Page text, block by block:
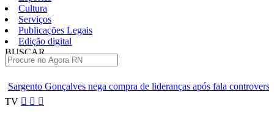
Cultura
Serviços
Publicações Legais
Edição digital
BUSCAR
compra de lideranças após fala controversa em entrevista
Pular
TV